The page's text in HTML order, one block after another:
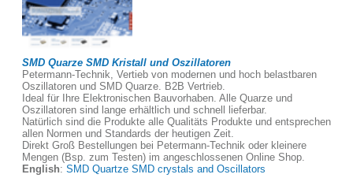
SMD Quarze SMD Kristall und Oszillatoren
Petermann-Technik, Vertieb von modernen und hoch belastbaren
Oszillatoren und SMD Quarze. B2B Vertrieb.
Ideal für Ihre Elektronischen Bauvorhaben. Alle Quarze und
Oszillatoren sind lange erhältlich und schnell lieferbar.
Natürlich sind die Produkte alle Qualitäts Produkte und entsprechen
allen Normen und Standards der heutigen Zeit.
Direkt Groß Bestellungen bei Petermann-Technik oder kleinere
Mengen (Bsp. zum Testen) im angeschlossenen Online Shop.
English: SMD Quartze SMD crystals and Oscillators